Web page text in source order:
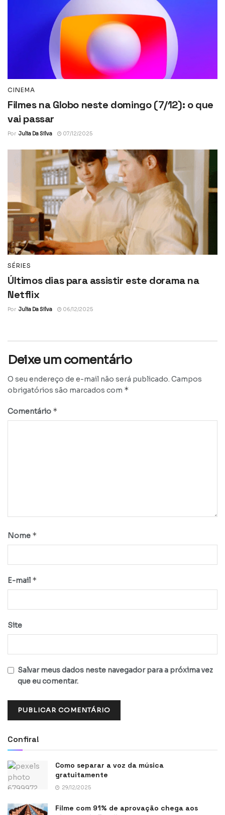
CINEMA
Filmes na Globo neste domingo (7/12): o que
vai passar
Por Julia Da Silva 07/12/2025
SÉRIES
Últimos dias para assistir este dorama na
Netflix
Por Julia Da Silva 06/12/2025
Deixe um comentário
O seu endereço de e-mail não será publicado. Campos
obrigatórios são marcados com *
Comentário *
Nome *
E-mail *
Site
Salvar meus dados neste navegador para a próxima vez
que eu comentar.
Confira!
Como separar a voz da música
gratuitamente
29/12/2025
Filme com 91% de aprovação chega aos